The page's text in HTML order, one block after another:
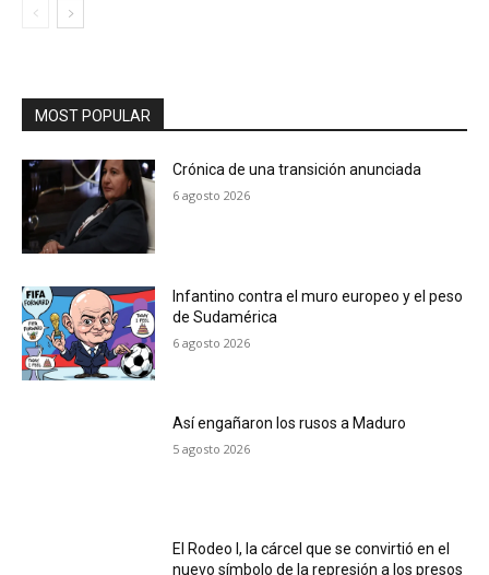
MOST POPULAR
Crónica de una transición anunciada
6 agosto 2026
Infantino contra el muro europeo y el peso
de Sudamérica
6 agosto 2026
Así engañaron los rusos a Maduro
5 agosto 2026
El Rodeo I, la cárcel que se convirtió en el
nuevo símbolo de la represión a los presos